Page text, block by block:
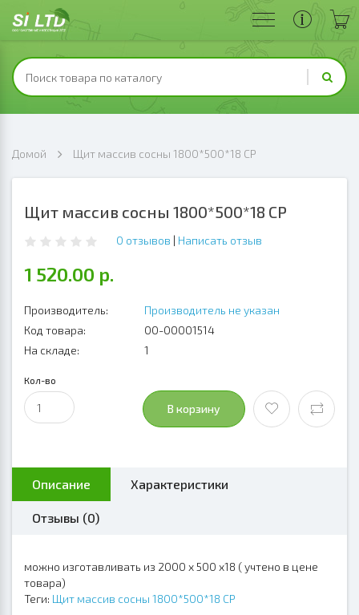
Домой Щит массив сосны 1800*500*18 СР
Щит массив сосны 1800*500*18 СР
0 отзывов | Написать отзыв
1 520.00 р.
Производитель:
Производитель не указан
Код товара:
00-00001514
На складе:
1
Кол-во
В корзину
Описание Характеристики
Отзывы (0)
можно изготавливать из 2000 х 500 х18 ( учтено в цене
товара)
Теги: Щит массив сосны 1800*500*18 СР